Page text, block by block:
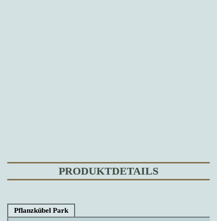
PRODUKTDETAILS
Pflanzkübel Park